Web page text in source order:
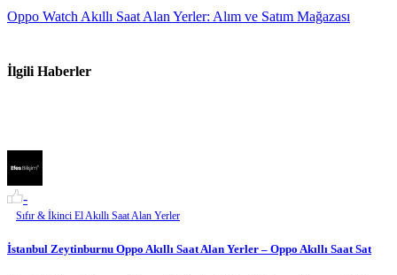
Oppo Watch Akıllı Saat Alan Yerler: Alım ve Satım Mağazası
İlgili Haberler
-
Sıfır & İkinci El Akıllı Saat Alan Yerler
İstanbul Zeytinburnu Oppo Akıllı Saat Alan Yerler – Oppo Akıllı Saat Sat